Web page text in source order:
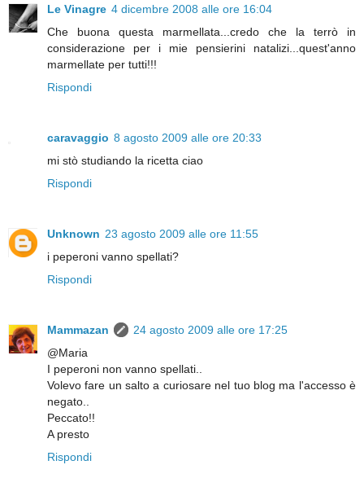
Le Vinagre 4 dicembre 2008 alle ore 16:04
Che buona questa marmellata...credo che la terrò in
considerazione per i mie pensierini natalizi...quest'anno
marmellate per tutti!!!
Rispondi
caravaggio 8 agosto 2009 alle ore 20:33
mi stò studiando la ricetta ciao
Rispondi
Unknown 23 agosto 2009 alle ore 11:55
i peperoni vanno spellati?
Rispondi
Mammazan
24 agosto 2009 alle ore 17:25
@Maria
I peperoni non vanno spellati..
Volevo fare un salto a curiosare nel tuo blog ma l'accesso è
negato..
Peccato!!
A presto
Rispondi